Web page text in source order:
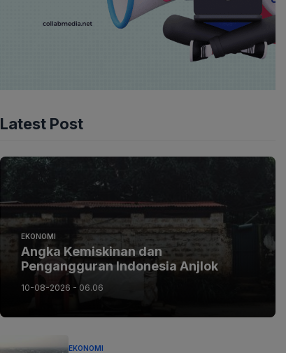
Latest Post
EKONOMI
Angka Kemiskinan dan
Pengangguran Indonesia Anjlok
10-08-2026 - 06.06
EKONOMI